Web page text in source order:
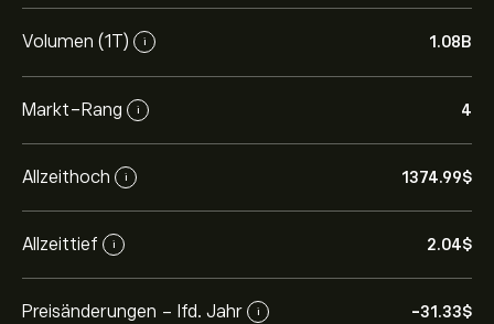
Volumen (1T) i 1.08B
Markt-Rang i 4
Allzeithoch i 1374.99‎$‎
Allzeittief i 2.04‎$‎
Preisänderungen - lfd. Jahr i -31.33‎$‎